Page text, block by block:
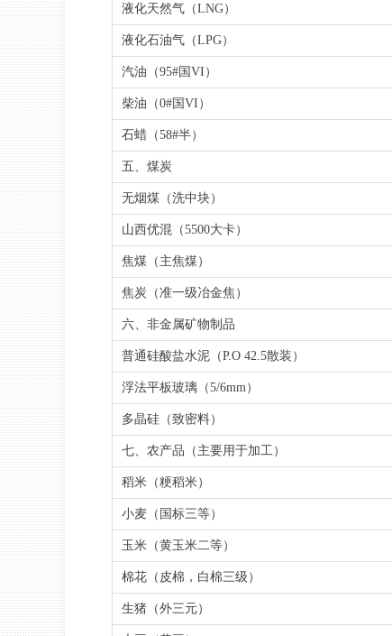
液化天然气（LNG）
液化石油气（LPG）
汽油（95#国VI）
柴油（0#国VI）
石蜡（58#半）
五、煤炭
无烟煤（洗中块）
山西优混（5500大卡）
焦煤（主焦煤）
焦炭（准一级冶金焦）
六、非金属矿物制品
普通硅酸盐水泥（P.O 42.5散装）
浮法平板玻璃（5/6mm）
多晶硅（致密料）
七、农产品（主要用于加工）
稻米（粳稻米）
小麦（国标三等）
玉米（黄玉米二等）
棉花（皮棉，白棉三级）
生猪（外三元）